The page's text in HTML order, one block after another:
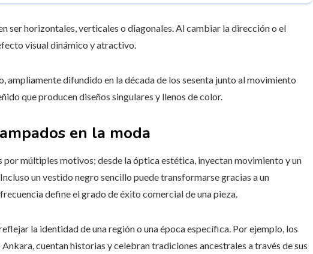
ser horizontales, verticales o diagonales. Al cambiar la dirección o el
visual dinámico y atractivo.
ampliamente difundido en la década de los sesenta junto al movimiento
que producen diseños singulares y llenos de color.
en la moda
por múltiples motivos; desde la óptica estética, inyectan movimiento y un
un vestido negro sencillo puede transformarse gracias a un
define el grado de éxito comercial de una pieza.
la identidad de una región o una época específica. Por ejemplo, los
cuentan historias y celebran tradiciones ancestrales a través de sus